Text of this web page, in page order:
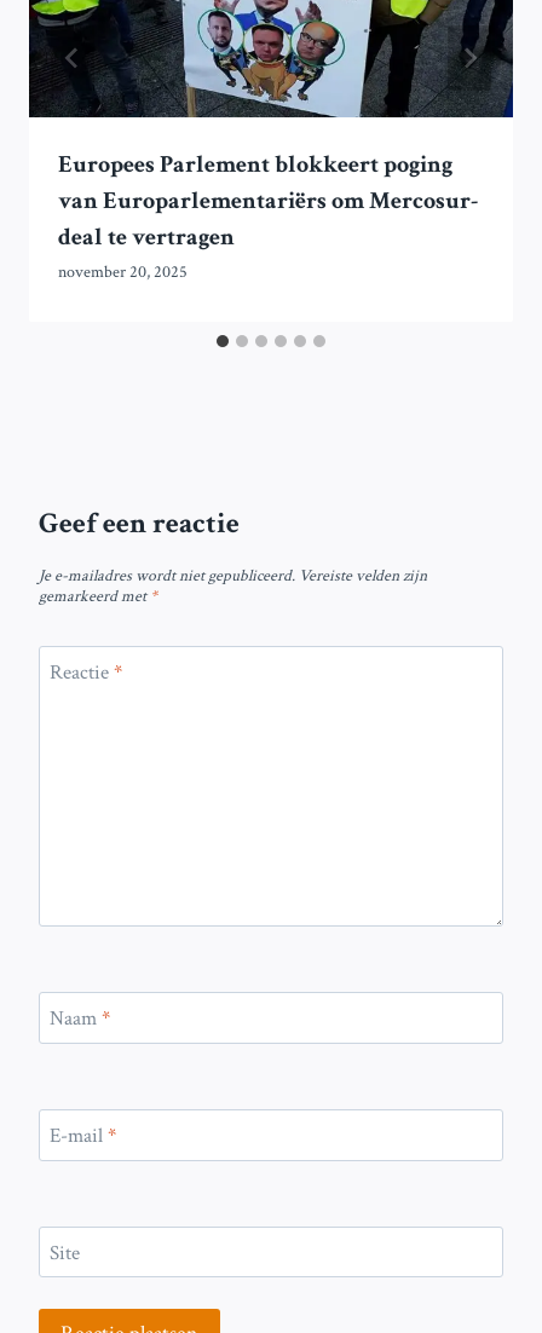
Europees Parlement blokkeert poging
van Europarlementariërs om Mercosur-
deal te vertragen
november 20, 2025
Geef een reactie
Je e-mailadres wordt niet gepubliceerd. Vereiste velden zijn
gemarkeerd met*
Reactie*
Naam*
E-mail*
Site